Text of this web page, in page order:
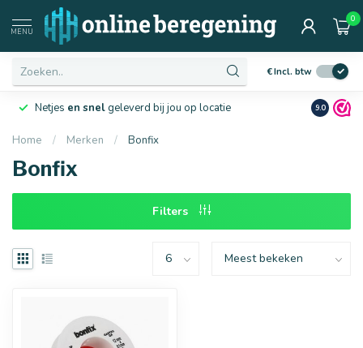
MENU
0
€Incl. btw
Netjes en snelgeleverd bij jou op locatie Ruim10
9.0
Home / Merken / Bonfix
Bonfix
Filters
Afmetingen
16 mm